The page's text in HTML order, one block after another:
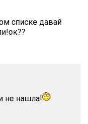
списке давай
не нашла!